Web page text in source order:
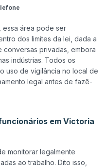
essa área pode ser
dos limites da lei, dada a
privadas, embora
indústrias. Todos os
uso de vigilância no local de
legal antes de fazê-
em Victoria
monitorar legalmente
ao trabalho. Dito isso,